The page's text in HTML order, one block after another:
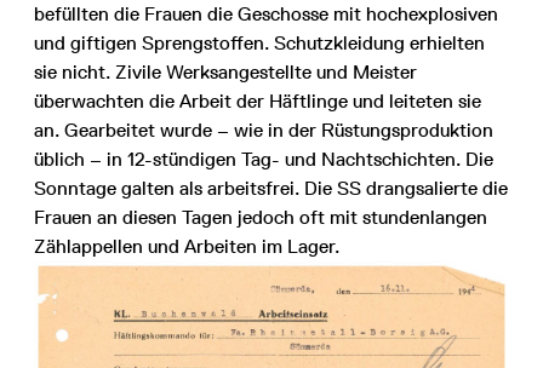
befüllten die Frauen die Geschosse mit hochexplosiven
und giftigen Sprengstoffen. Schutzkleidung erhielten
sie nicht. Zivile Werksangestellte und Meister
überwachten die Arbeit der Häftlinge und leiteten sie
an. Gearbeitet wurde – wie in der Rüstungsproduktion
üblich – in 12-stündigen Tag- und Nachtschichten. Die
Sonntage galten als arbeitsfrei. Die SS drangsalierte die
Frauen an diesen Tagen jedoch oft mit stundenlangen
Zählappellen und Arbeiten im Lager.